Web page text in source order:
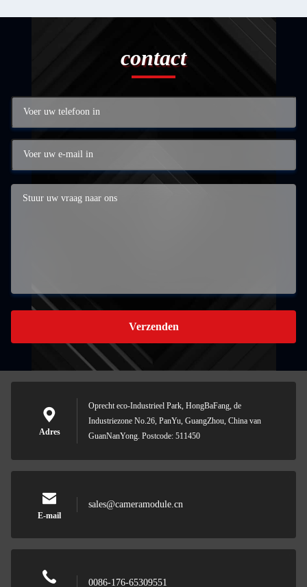
contact
Verzenden
Adres
Oprecht eco-Industrieel Park, HongBaFang, de
Industriezone No.26, PanYu, GuangZhou, China van
GuanNanYong. Postcode: 511450
E-mail
sales@cameramodule.cn
0086-176-65309551